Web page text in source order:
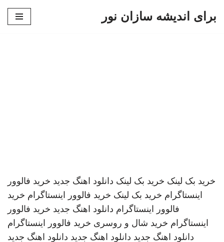
برای اندیشه سازان نور
خرید بک لینک خرید بک لینک دانلود اهنگ جدید خرید فالوور
اینستاگرام خرید بک لینک خرید فالوور اینستاگرام خرید
فالوور اینستاگرام دانلود اهنگ جدید خرید فالوور
اینستاگرام خرید شال و روسری خرید فالوور اینستاگرام
دانلود اهنگ جدید دانلود اهنگ جدید دانلود اهنگ جدید